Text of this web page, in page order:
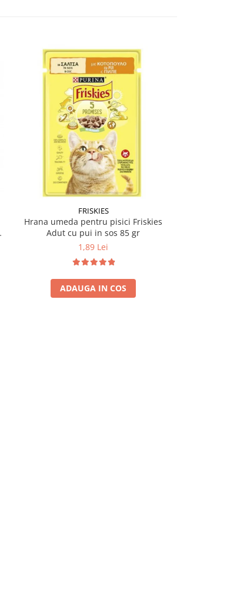
FRISKIES
Hrana umeda pentru pisici Friskies
Adut cu pui in sos 85 gr
1,89 Lei
ADAUGA IN COS